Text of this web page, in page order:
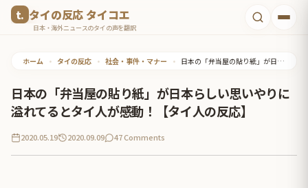
タイの反応 タイコエ
日本・海外ニュースのタイの声を翻訳
ホーム • タイの反応 • 社会・事件・マナー • 日本の「弁当屋の貼り紙」が日本らしい思いやりに溢れてるとタイ人が感動！【タイ人の反応】
日本の「弁当屋の貼り紙」が日本らしい思いやりに
溢れてるとタイ人が感動！【タイ人の反応】
2020.05.19 2020.09.09 47 Comments